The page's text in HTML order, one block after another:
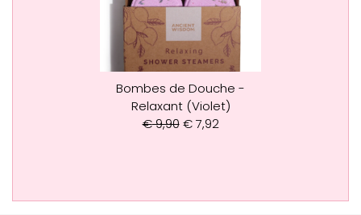
Bombes de Douche -
Relaxant (Violet)
€9,90 €7,92